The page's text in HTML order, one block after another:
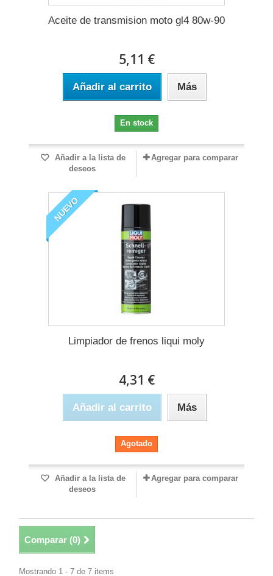
Aceite de transmision moto gl4 80w-90
5,11 €
Añadir al carrito Más
En stock
Añadir a la lista de
deseos
Agregar para comparar
NUEVO
Limpiador de frenos liqui moly
4,31 €
Añadir al carrito Más
Agotado
Añadir a la lista de
deseos
Agregar para comparar
Comparar (0)
Mostrando 1 - 7 de 7 items